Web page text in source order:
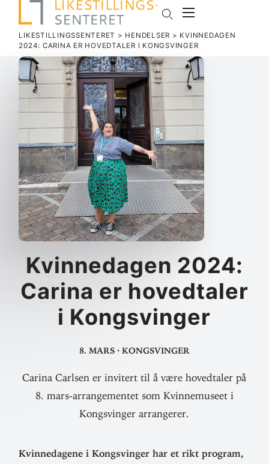
LIKESTILLINGSSENTERET > HENDELSER > KVINNE­DAGEN
2024: CARINA ER HOVED­TALER I KONGSVINGER
Kvinne­dagen 2024:
Carina er hoved­taler
i Kongsvinger
8. mars ·Kongsvinger
Carina Carlsen er invitert til å være hovedtaler på
8. mars-arrangementet som Kvinnemuseet i
Kongsvinger arrangerer.
Kvinne­dagene i Kongs­vinger har et rikt program,